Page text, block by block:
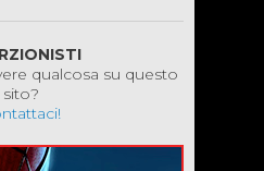
qualcosa su questo
sito?